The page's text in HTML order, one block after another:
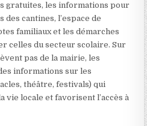
gratuites, les informations pour
cantines, l’espace de
familiaux et les démarches
celles du secteur scolaire. Sur
pas de la mairie, les
informations sur les
théâtre, festivals) qui
vie locale et favorisent l’accès à